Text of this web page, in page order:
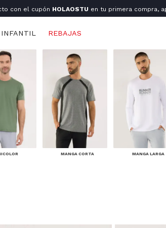
con el cupón HOLAOSTU en tu primera compra,
INFANTIL REBAJAS
MANGA CORTA MANGA LARGA